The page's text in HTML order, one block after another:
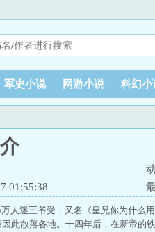
军史小说 网游小说 科幻小
01:55:38
万人迷王爷受，又名《皇兄你为什
此散落各地。十四年后，在新帝的